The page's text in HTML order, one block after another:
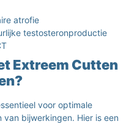
atrofie
testosteronproductie
Extreem Cutten
voor optimale
van bijwerkingen. Hier is een